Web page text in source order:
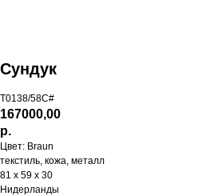
Сундук
T0138/58C#
167000,00
р.
Цвет: Braun
текстиль, кожа, металл
81 х 59 х 30
Нидерланды